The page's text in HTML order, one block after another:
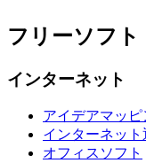
フリーソフト
インターネット
アイデアマッピ
インターネット
オフィスソフト